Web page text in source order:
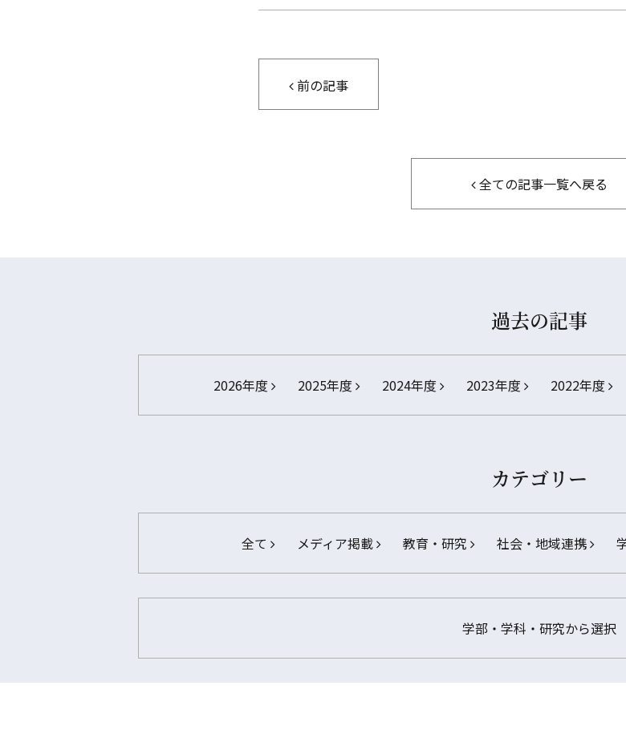
前の記事
全ての記事一覧へ戻る
過去の記事
2026年度 2025年度 2024年度 2023年度 2022年度
カテゴリー
全て メディア掲載 教育・研究 社会・地域連携
学部・学科・研究から選択